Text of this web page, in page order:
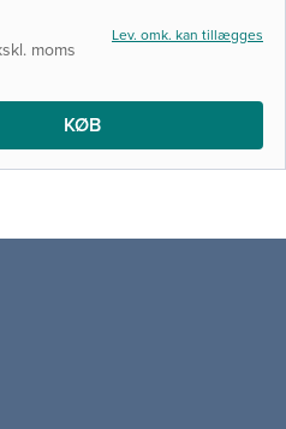
og sociologi.
udgave udk
moms
Lev. omk. kan tillægges
KØB